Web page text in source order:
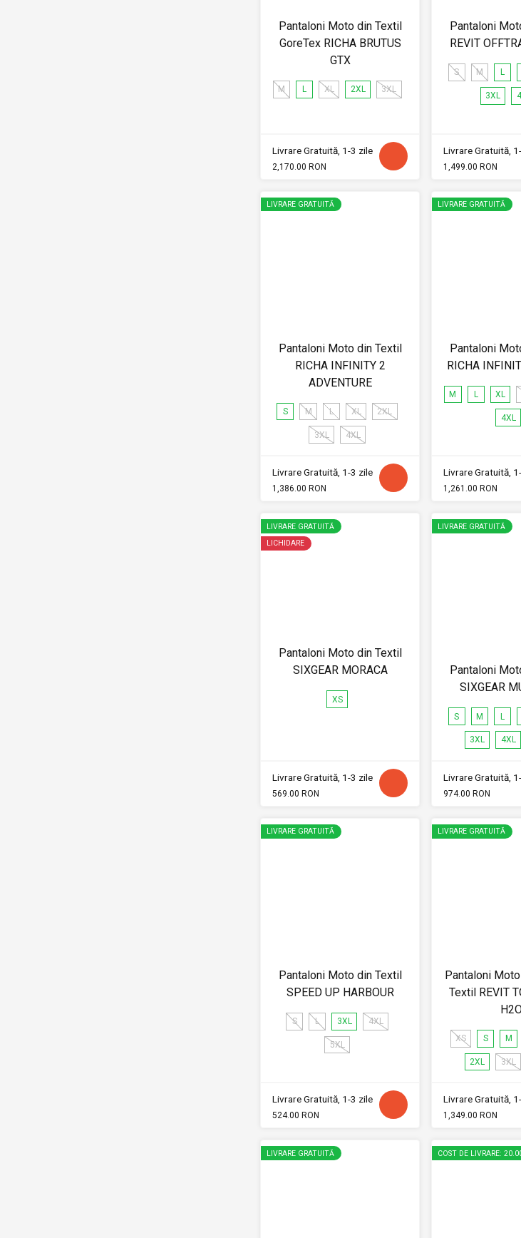
Pantaloni Moto din Textil
GoreTex RICHA BRUTUS
GTX
M L XL 2XL 3XL
Livrare Gratuită, 1-3 zile
2,170.00 RON
Pantaloni
REVIT
S M L
3XL
Livrare Gratuită,
1,499.00 RON
LIVRARE GRATUITĂ
Pantaloni Moto din Textil
RICHA INFINITY 2
ADVENTURE
S M L XL 2XL
3XL 4XL
Livrare Gratuită, 1-3 zile
1,386.00 RON
LIVRARE GRATUITĂ
Pantaloni
RICHA
M L XL
4XL
Livrare Gratuită,
1,261.00 RON
LIVRARE GRATUITĂ
LICHIDARE
Pantaloni Moto din Textil
SIXGEAR MORACA
XS
Livrare Gratuită, 1-3 zile
569.00 RON
LIVRARE GRATUITĂ
Pantaloni
SIXGEAR
S M L
3XL 4XL
Livrare Gratuită,
974.00 RON
LIVRARE GRATUITĂ
Pantaloni Moto din Textil
SPEED UP HARBOUR
S L 3XL 4XL
5XL
Livrare Gratuită, 1-3 zile
524.00 RON
LIVRARE GRATUITĂ
Pantaloni
Textil REVIT
XS S M
2XL 3XL
Livrare Gratuită,
1,349.00 RON
LIVRARE GRATUITĂ COST DE LIVRARE: